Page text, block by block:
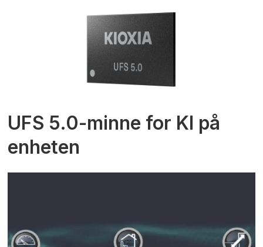
UFS 5.0-minne for KI på
enheten